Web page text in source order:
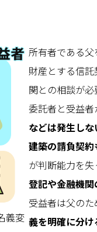
義変
所有者である
財産とする信
関との相談が必
委託者と受益
などは発生しな
建築の請負契
が判断能力を
登記や金融機
受益者は父の
義を明確に分け